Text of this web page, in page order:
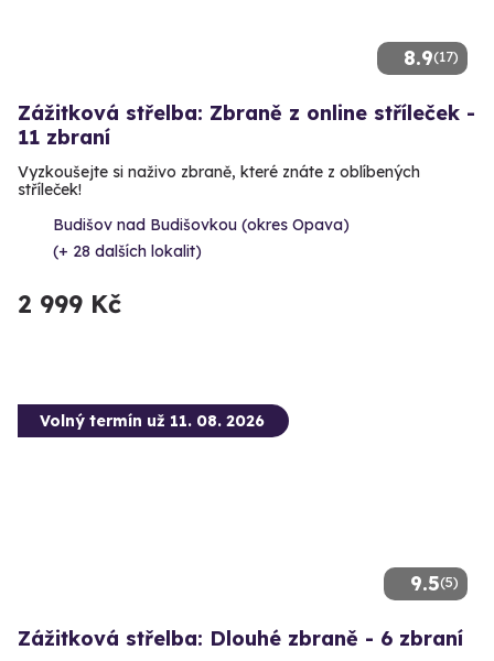
8.9(17)
Zážitková střelba: Zbraně z online stříleček -
11 zbraní
Vyzkoušejte si naživo zbraně, které znáte z oblíbených
stříleček!
Budišov nad Budišovkou (okres Opava)
(+ 28 dalších lokalit)
2 999 Kč
9.5(5)
Volný termín už 11. 08. 2026
Zážitková střelba: Dlouhé zbraně - 6 zbraní